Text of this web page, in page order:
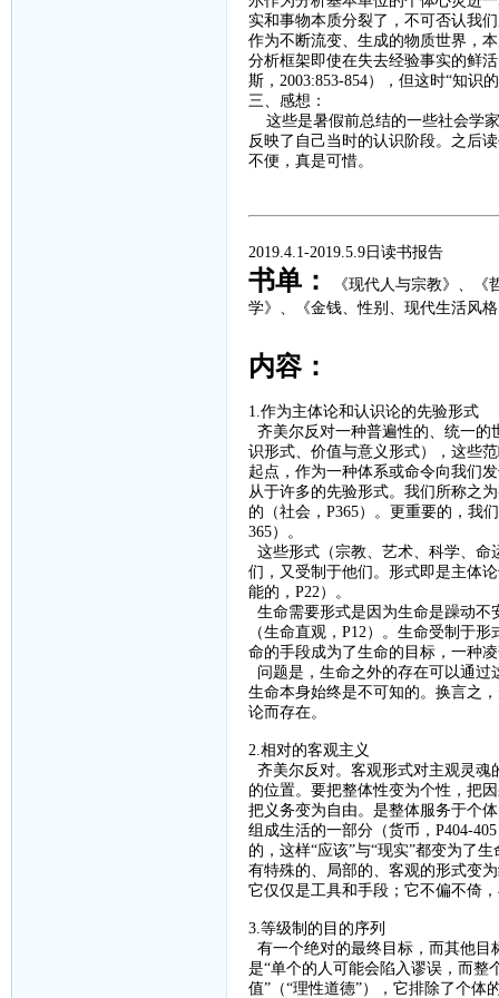
实和事物本质分裂了，不可否认我
作为不断流变、生成的物质世界，
分析框架即使在失去经验事实的鲜
斯， 2003:853-854），但这时“知识
三、感想：
这些是暑假前总结的一些社会学
反映了自己当时的认识阶段。之后
不便，真是可惜。
2019.4.1-2019.5.9日读书报告
书单： 《现代人与宗教》、
《
学》、
《金钱、性别、现代生活风
内容：
1.作为主体论和认识论的先验形式
齐美尔反对一种普遍性的、统一的
识形式、价值与意义形式），这些
起点，作为一种体系或命令向我们
从于许多的先验形式。我们所称之
的（社会， P365）。更重要的，我
365）。
这些形式（宗教、艺术、科学、命
们，又受制于他们。形式即是主体
能的， P22 ）。
生命需要形式是因为生命是躁动不
（生命直观， P12 ）。生命受制于形
命的手段成为了生命的目标，一种
问题是，生命之外的存在可以通过
生命本身始终是不可知的。换言之
论而存在。
2.相对的客观主义
齐美尔反对。客观形式对主观灵魂
的位置。要把整体性变为个性，把
把义务变为自由。是整体服务于个
组成生活的一部分（货币， P404-405
的，这样“应该”与“现实”都变为了
有特殊的、局部的、客观的形式变
它仅仅是工具和手段；它不偏不倚
3.等级制的目的序列
有一个绝对的最终目标，而其他目
是“单个的人可能会陷入谬误，而整
值”（“理性道德”），它排除了个体